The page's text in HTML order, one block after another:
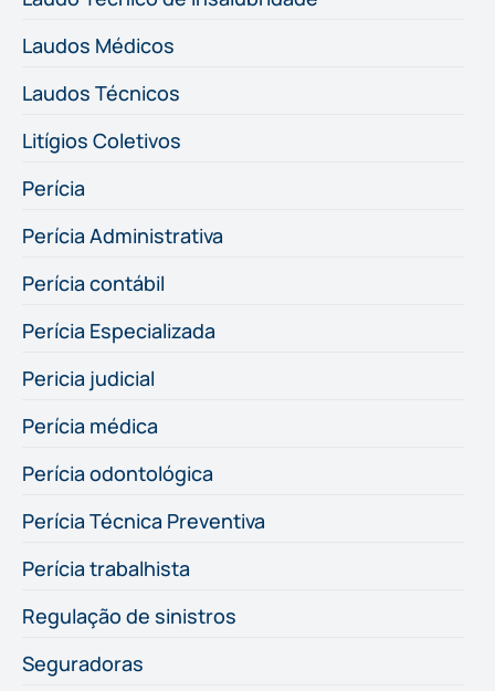
Laudos Médicos
Laudos Técnicos
Litígios Coletivos
Perícia
Perícia Administrativa
Perícia contábil
Perícia Especializada
Pericia judicial
Perícia médica
Perícia odontológica
Perícia Técnica Preventiva
Perícia trabalhista
Regulação de sinistros
Seguradoras